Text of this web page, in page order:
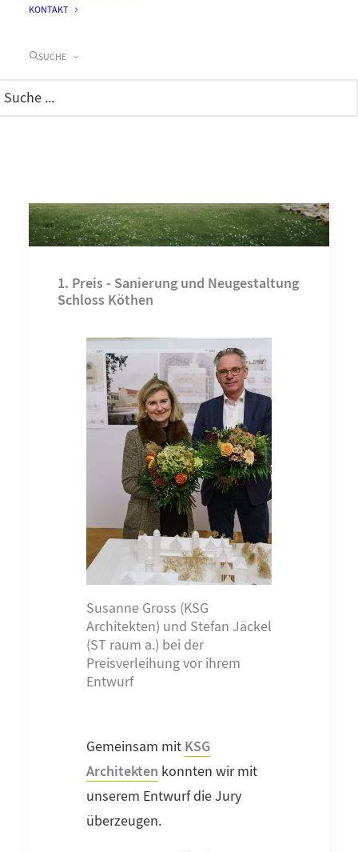
KONTAKT
SUCHE
1. Preis - Sanierung und Neugestaltung
Schloss Köthen
Susanne Gross (KSG
Architekten) und Stefan Jäckel
(ST raum a.) bei der
Preisverleihung vor ihrem
Entwurf
Gemeinsam mit KSG
Architekten konnten wir mit
unserem Entwurf die Jury
überzeugen.